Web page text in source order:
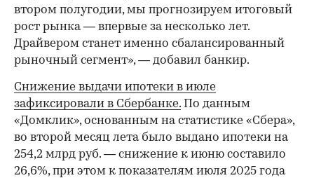
втором полугодии, мы прогнозируем итоговый
рост рынка — впервые за несколько лет.
Драйвером станет именно сбалансированный
рыночный сегмент», — добавил банкир.
Снижение выдачи ипотеки в июле
зафиксировали в Сбербанке. По данным
«Домклик», основанным на статистике «Сбера»,
во второй месяц лета было выдано ипотеки на
254,2 млрд руб. — снижение к июню составило
26,6%, при этом к показателям июля 2025 года